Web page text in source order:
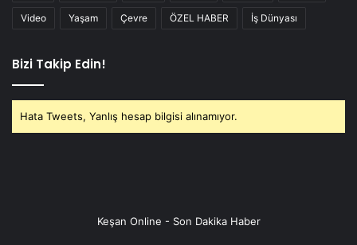
Video Yaşam Çevre ÖZEL HABER İş Dünyası
Bizi Takip Edin!
Hata Tweets, Yanlış hesap bilgisi alınamıyor.
Keşan Online - Son Dakika Haber